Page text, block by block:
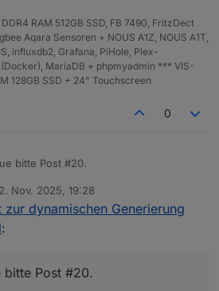
RAM 512GB SSD, FB 7490, FritzDect
Aqara Sensoren + NOUS A1Z, NOUS A1T,
influxdb2, Grafana, PiHole, Plex-
MariaDB + phpmyadmin *** VIS-
128GB SSD + 24" Touchscreen
0
bitte Post #20.
Nov. 2025, 19:28
von
zur dynamischen Generierung
:
bitte Post #20.